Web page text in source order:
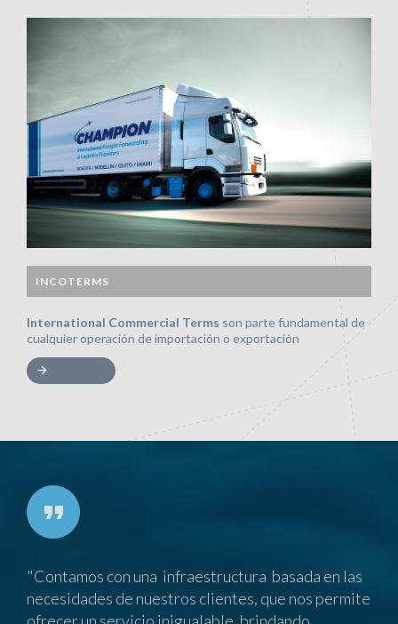
INCOTERMS
International Commercial Terms son parte fundamental de
cualquier operación de importación o exportación
"Contamos con una infraestructura basada en las
necesidades de nuestros clientes, que nos permite